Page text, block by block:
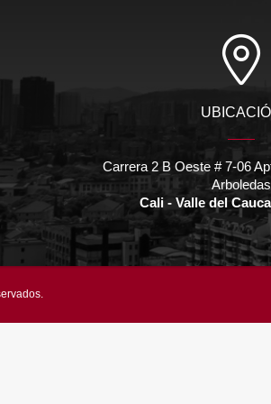
Carrera 2 B Oeste # 7-06
Arboledas
Cali - Valle del